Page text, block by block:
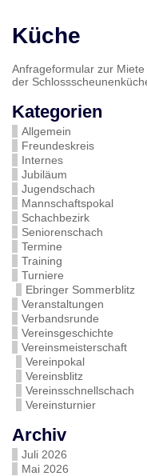
Küche
Anfrageformular zur Miete
der
Kategorien
Allgemein
Freundeskreis
Internes
Jubiläum
Jugendschach
Mannschaftspokal
Schachbezirk
Seniorenschach
Termine
Training
Turniere
Ebringer Sommerblitz
Veranstaltungen
Verbandsrunde
Vereinsgeschichte
Vereinsmeisterschaft
Vereinpokal
Vereinsblitz
Vereinsschnellschach
Vereinsturnier
Archiv
Juli 2026
Mai 2026